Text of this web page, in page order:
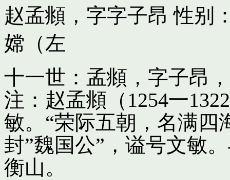
赵孟頫，字字子昂 性别
嫦（左
十一世：孟頫，字子昂
注：赵孟頫（1254一
敏。“荣际五朝，名满四
封”魏国公”，谥号文敏
衡山。